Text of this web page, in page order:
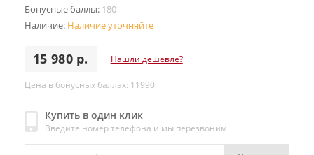
Бонусные баллы: 180
Наличие: Наличие уточняйте
15 980 р. Нашли дешевле?
Цена в бонусных баллах: 11990
Купить в один клик
Введите номер телефона и мы перезвоним